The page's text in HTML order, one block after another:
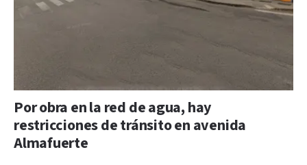
Por obra en la red de agua, hay
restricciones de tránsito en avenida
Almafuerte